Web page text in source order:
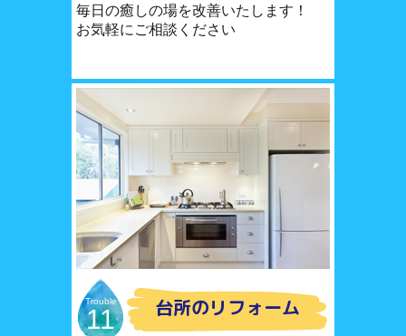
毎日の癒しの場を改善いたします！
お気軽にご相談ください
Trouble
11 台所のリフォーム